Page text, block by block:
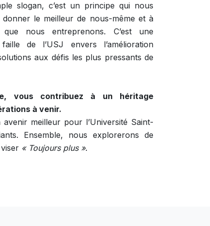
slogan, c’est un principe qui nous
le meilleur de nous-même et à
nous entreprenons. C’est une
de l’USJ envers l’amélioration
aux défis les plus pressants de
vous contribuez à un héritage
à venir.
meilleur pour l’Université Saint-
Ensemble, nous explorerons de
« Toujours plus ».